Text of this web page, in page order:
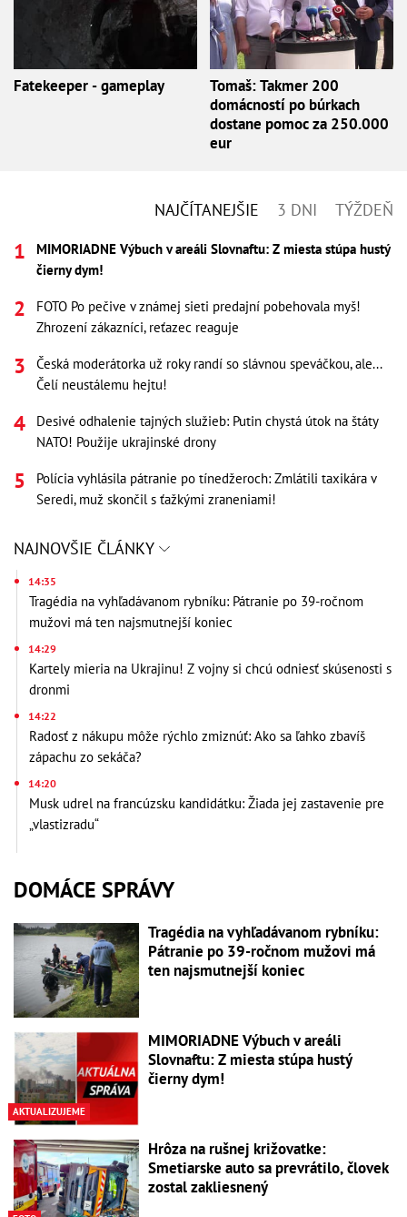
Fatekeeper - gameplay
Tomaš: Takmer 200
domácností po búrkach
dostane pomoc za 250.000
eur
NAJČÍTANEJŠIE 3 DNI TÝŽDEŇ
MIMORIADNE Výbuch v areáli Slovnaftu: Z miesta stúpa hustý
čierny dym!
FOTO Po pečive v známej sieti predajní pobehovala myš!
Zhrození zákazníci, reťazec reaguje
Česká moderátorka už roky randí so slávnou speváčkou, ale...
Čelí neustálemu hejtu!
Desivé odhalenie tajných služieb: Putin chystá útok na štáty
NATO! Použije ukrajinské drony
Polícia vyhlásila pátranie po tínedžeroch: Zmlátili taxikára v
Seredi, muž skončil s ťažkými zraneniami!
NAJNOVŠIE ČLÁNKY
14:35
Tragédia na vyhľadávanom rybníku: Pátranie po 39-ročnom
mužovi má ten najsmutnejší koniec
14:29
Kartely mieria na Ukrajinu! Z vojny si chcú odniesť skúsenosti s
dronmi
14:22
Radosť z nákupu môže rýchlo zmiznúť: Ako sa ľahko zbavíš
zápachu zo sekáča?
14:20
Musk udrel na francúzsku kandidátku: Žiada jej zastavenie pre
„vlastizradu“
DOMÁCE SPRÁVY
Tragédia na vyhľadávanom rybníku:
Pátranie po 39-ročnom mužovi má
ten najsmutnejší koniec
AKTUALIZUJEME
MIMORIADNE Výbuch v areáli
Slovnaftu: Z miesta stúpa hustý
čierny dym!
Hrôza na rušnej križovatke:
Smetiarske auto sa prevrátilo, človek
zostal zakliesnený